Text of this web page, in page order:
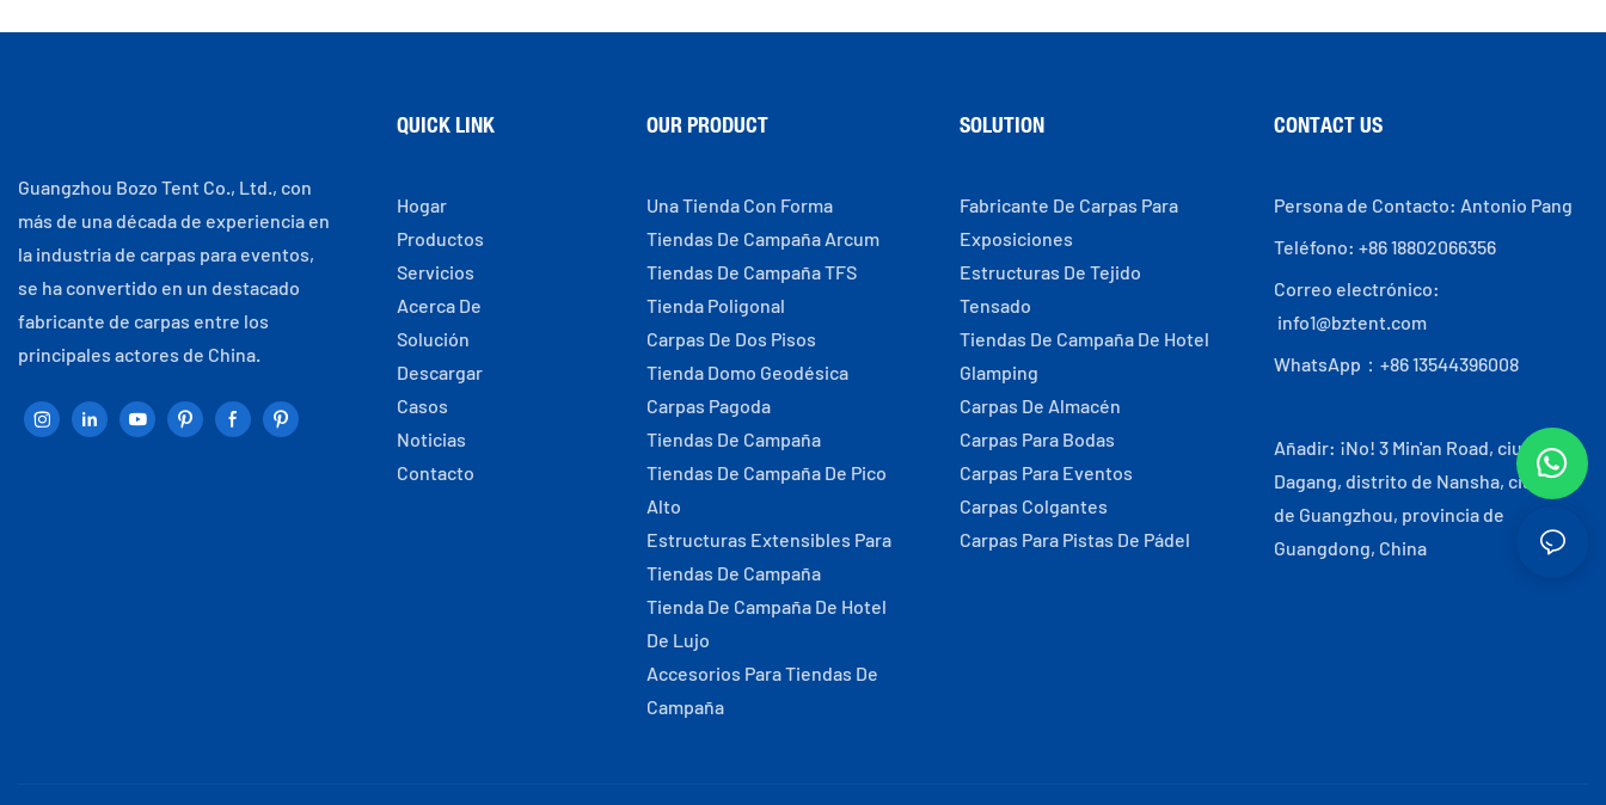
Guangzhou Bozo Tent Co., Ltd., con
más de una década de experiencia en
la industria de carpas para eventos,
se ha convertido en un destacado
fabricante de carpas entre los
principales actores de China.
QUICK LINK
Hogar
Productos
Servicios
Acerca De
Solución
Descargar
Casos
Noticias
Contacto
OUR PRODUCT
Una Tienda Con Forma
Tiendas De Campaña Arcum
Tiendas De Campaña TFS
Tienda Poligonal
Carpas De Dos Pisos
Tienda Domo Geodésica
Carpas Pagoda
Tiendas De Campaña
Tiendas De Campaña De Pico
Alto
Estructuras Extensibles Para
Tiendas De Campaña
Tienda De Campaña De Hotel
De Lujo
Accesorios Para Tiendas De
Campaña
SOLUTION
Fabricante De Carpas Para
Exposiciones
Estructuras De Tejido
Tensado
Tiendas De Campaña De Hotel
Glamping
Carpas De Almacén
Carpas Para Bodas
Carpas Para Eventos
Carpas Colgantes
Carpas Para Pistas De Pádel
CONTACT US
Persona de Contacto: Antonio Pang
Teléfono: +86 18802066356
Correo electrónico:
info1@bztent.com
WhatsApp：+86 13544396008
Añadir: ¡No! 3 Min'an Road, ciudad de
Dagang, distrito de Nansha, ciudad
de Guangzhou, provincia de
Guangdong, China